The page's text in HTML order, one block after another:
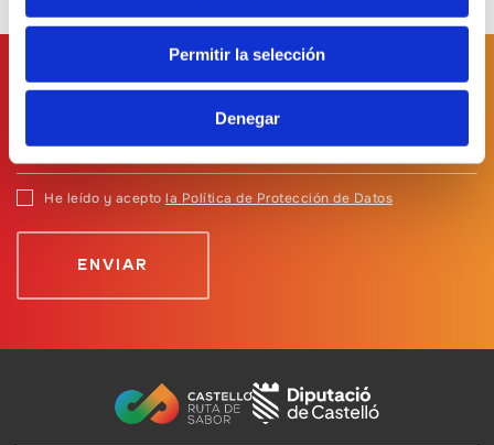
Permitir la selección
Denegar
Suscríbete anuestro boletín
He leído y acepto la Política de Protección de Datos